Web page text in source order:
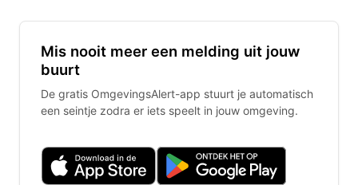
Mis nooit meer een melding uit jouw
buurt
De gratis OmgevingsAlert-app stuurt je automatisch
een seintje zodra er iets speelt in jouw omgeving.